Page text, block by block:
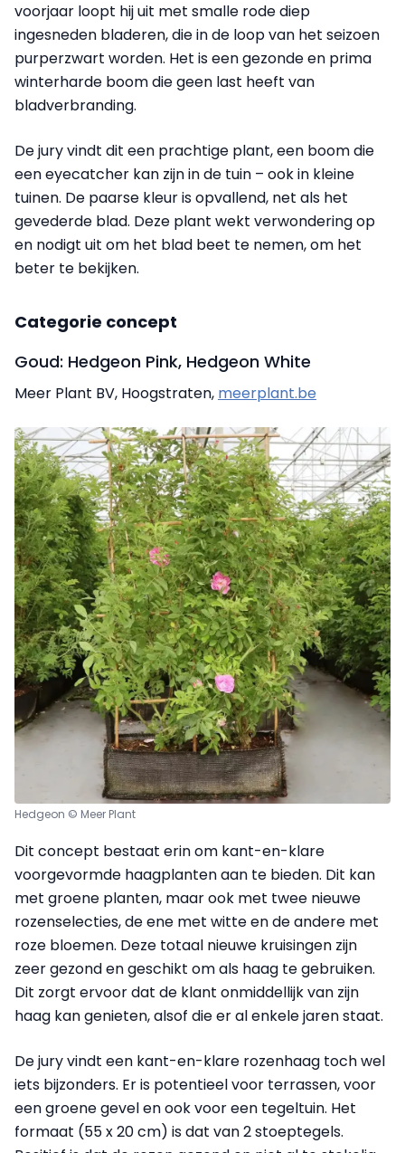
voorjaar loopt hij uit met smalle rode diep
ingesneden bladeren, die in de loop van het seizoen
purperzwart worden. Het is een gezonde en prima
winterharde boom die geen last heeft van
bladverbranding.
De jury vindt dit een prachtige plant, een boom die
een eyecatcher kan zijn in de tuin – ook in kleine
tuinen. De paarse kleur is opvallend, net als het
gevederde blad. Deze plant wekt verwondering op
en nodigt uit om het blad beet te nemen, om het
beter te bekijken.
Categorie concept
Goud: Hedgeon Pink, Hedgeon White
Meer Plant BV, Hoogstraten, meerplant.be
Hedgeon © Meer Plant
Dit concept bestaat erin om kant-en-klare
voorgevormde haagplanten aan te bieden. Dit kan
met groene planten, maar ook met twee nieuwe
rozenselecties, de ene met witte en de andere met
roze bloemen. Deze totaal nieuwe kruisingen zijn
zeer gezond en geschikt om als haag te gebruiken.
Dit zorgt ervoor dat de klant onmiddellijk van zijn
haag kan genieten, alsof die er al enkele jaren staat.
De jury vindt een kant-en-klare rozenhaag toch wel
iets bijzonders. Er is potentieel voor terrassen, voor
een groene gevel en ook voor een tegeltuin. Het
formaat (55 x 20 cm) is dat van 2 stoeptegels.